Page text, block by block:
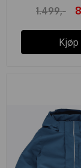
1.499,-
Kjøp